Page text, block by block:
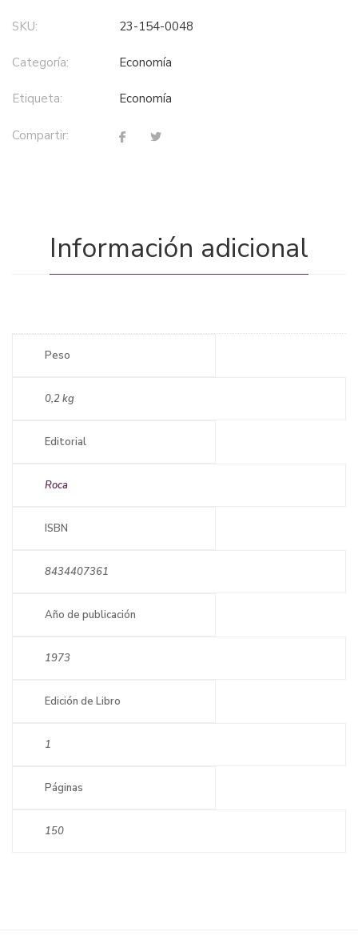
SKU: 23-154-0048
Categoría: economía
Etiqueta: economía
Compartir:
Información adicional
Peso
0,2 kg
Editorial
Roca
ISBN
8434407361
Año de publicación
1973
Edición de Libro
1
Páginas
150